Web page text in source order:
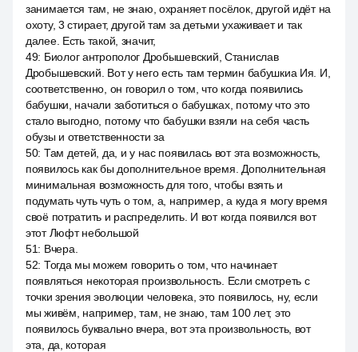
занимается там, не знаю, охраняет посёлок, другой идёт на
охоту, 3 стирает, другой там за детьми ухаживает и так
далее. Есть такой, значит,
49: Биолог антрополог Дробышевский, Станислав
Дробышевский. Вот у него есть там термин бабушкиа Ия. И,
соответственно, он говорил о том, что когда появились
бабушки, начали заботиться о бабушках, потому что это
стало выгодно, потому что бабушки взяли на себя часть
обузы и ответственности за
50: Там детей, да, и у нас появилась вот эта возможность,
появилось как бы дополнительное время. Дополнительная
минимальная возможность для того, чтобы взять и
подумать чуть чуть о том, а, например, а куда я могу время
своё потратить и распределить. И вот когда появился вот
этот Люфт небольшой
51: Вчера.
52: Тогда мы можем говорить о том, что начинает
появляться некоторая произвольность. Если смотреть с
точки зрения эволюции человека, это появилось, ну, если
мы живём, например, там, не знаю, там 100 лет, это
появилось буквально вчера, вот эта произвольность, вот
эта, да, которая